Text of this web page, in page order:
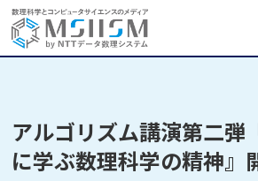
アルゴリズム講演第二弾
に学ぶ数理科学の精神』